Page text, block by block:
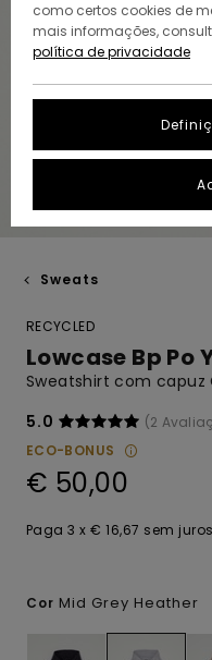
Sweats
RECYCLED
Lowcase Bp Po
Sweatshirt com capuz
5.0
(2
ECO-BONUS
€ 50,00
Paga 3 x € 16,67 sem
Cor Mid Grey Heather
como certos cookies de
mais informações,
política de privacidade